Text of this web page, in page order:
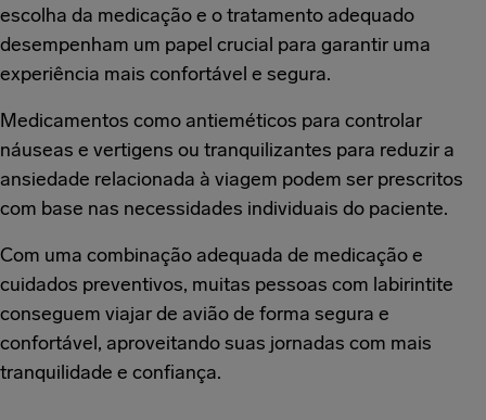
escolha da medicação e o tratamento adequado
desempenham um papel crucial para garantir uma
experiência mais confortável e segura.
Medicamentos como antieméticos para controlar
náuseas e vertigens ou tranquilizantes para reduzir a
ansiedade relacionada à viagem podem ser prescritos
com base nas necessidades individuais do paciente.
Com uma combinação adequada de medicação e
cuidados preventivos, muitas pessoas com labirintite
conseguem viajar de avião de forma segura e
confortável, aproveitando suas jornadas com mais
tranquilidade e confiança.